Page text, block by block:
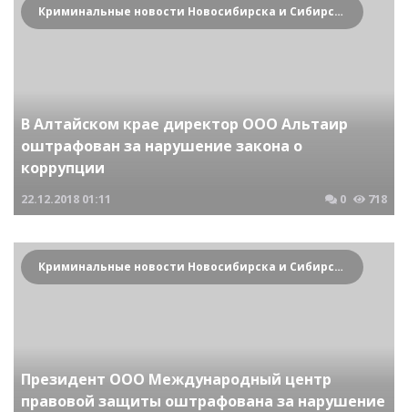
Криминальные новости Новосибирска и Сибирского региона
В Алтайском крае директор ООО Альтаир
оштрафован за нарушение закона о
коррупции
22.12.2018 01:11 0 718
Криминальные новости Новосибирска и Сибирского региона
Президент ООО Международный центр
правовой защиты оштрафована за нарушение